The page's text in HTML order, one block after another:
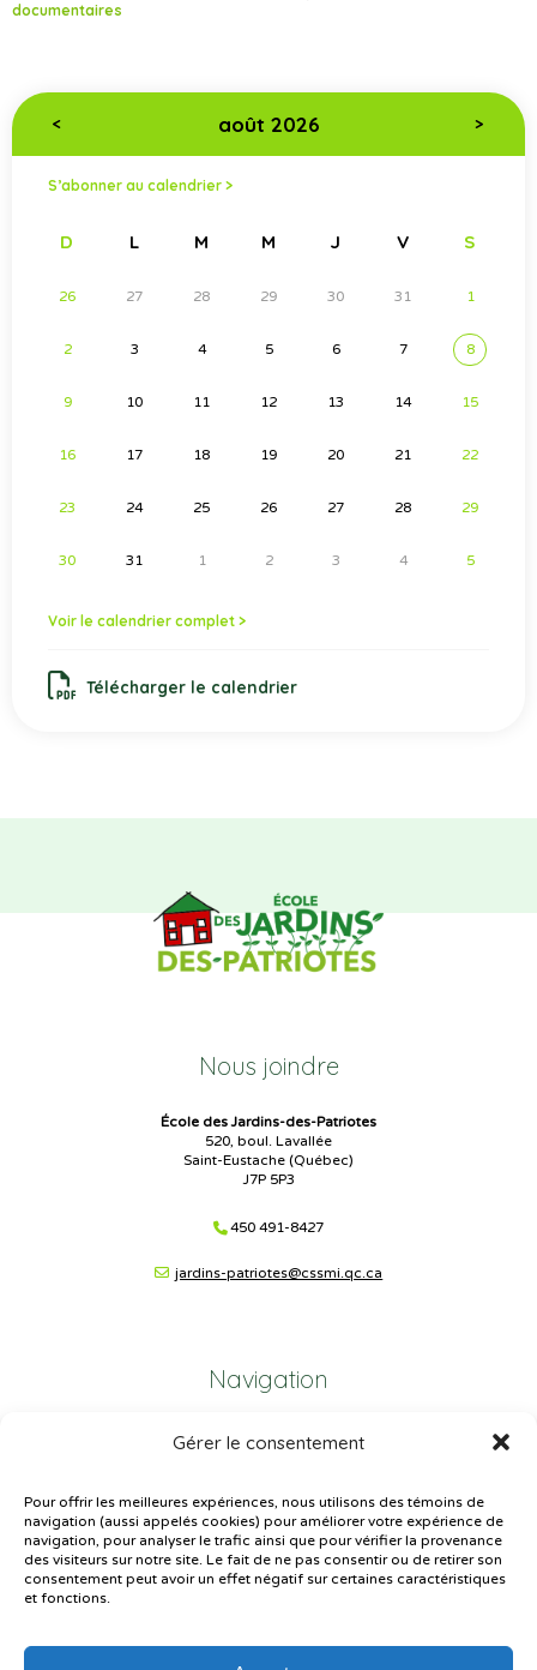
Gérer le consentement
Pour offrir les meilleures expériences, nous utilisons des témoins de
navigation (aussi appelés cookies) pour améliorer votre expérience de
navigation, pour analyser le trafic ainsi que pour vérifier la provenance
des visiteurs sur notre site. Le fait de ne pas consentir ou de retirer son
consentement peut avoir un effet négatif sur certaines caractéristiques
et fonctions.
documentaires
< août 2026 >
S’abonner au calendrier >
D L M M J V S
26 27 28 29 30 31 1
2 3 4 5 6 7 8
9 10 11 12 13 14 15
16 17 18 19 20 21 22
23 24 25 26 27 28 29
30 31 1 2 3 4 5
Voir le calendrier complet >
Télécharger le calendrier
Nous joindre
École des Jardins-des-Patriotes
520, boul. Lavallée
Saint-Eustache (Québec)
J7P 5P3
450 491-8427
jardins-patriotes@cssmi.qc.ca
Navigation
Plan du site
Plainte – service à l’élève
Politique de confidentialité